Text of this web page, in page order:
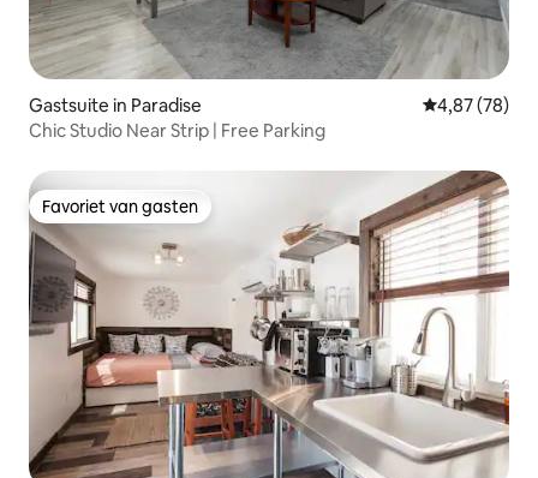
Gastsuite in Paradise Gemiddelde
4,87 (78)
Chic Studio Near Strip | Free Parking
Favoriet van gasten
Favoriet van gasten